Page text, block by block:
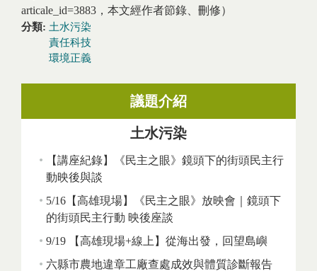
articale_id=3883，本文經作者節錄、刪修）
分類: 土水污染
責任科技
環境正義
議題介紹
土水污染
【講座紀錄】《民主之眼》鏡頭下的街頭民主行
動映後與談
5/16【高雄現場】《民主之眼》放映會｜鏡頭下
的街頭民主行動 映後座談
9/19 【高雄現場+線上】從海出發，回望島嶼
六縣市農地違章工廠查處成效與體質診斷報告